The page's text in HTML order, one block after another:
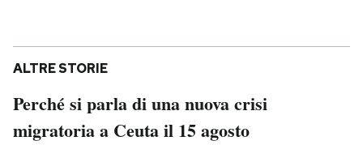
ALTRE STORIE
Perché si parla di una nuova crisi
migratoria a Ceuta il 15 agosto